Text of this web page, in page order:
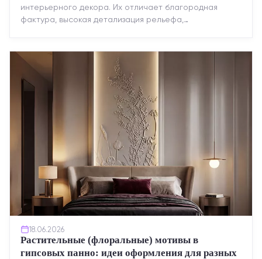
интерьерного декора. Их отличает благородная
фактура, высокая детализация рельефа,
18.06.2026
Растительные (флоральные) мотивы в
гипсовых панно: идеи оформления для разных